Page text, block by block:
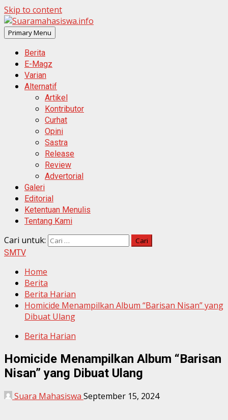
Skip to content
Primary Menu
Berita
E-Magz
Varian
Alternatif
Artikel
Kontributor
Curhat
Opini
Sastra
Release
Review
Advertorial
Galeri
Editorial
Ketentuan Menulis
Tentang Kami
Cari untuk:
SMTV
Home
Berita
Berita Harian
Homicide Menampilkan Album “Barisan Nisan” yang
Dibuat Ulang
Berita Harian
Homicide Menampilkan Album “Barisan
Nisan” yang Dibuat Ulang
Suara Mahasiswa September 15, 2024